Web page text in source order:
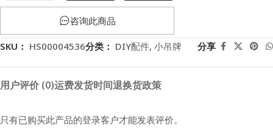
咨询此商品
SKU： HS00004536分类： DIY配件, 小吊牌 分享
用户评价 (0)运费发货时间退换货政策
只有已购买此产品的登录客户才能发表评价。